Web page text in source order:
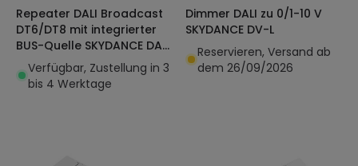
Repeater DALI Broadcast
DT6/DT8 mit integrierter
BUS-Quelle SKYDANCE DA-
PBVerfügbar, Zustellung in 3
bis 4 Werktage
Dimmer DALI zu 0/1-10 V
SKYDANCE DV-L
Reservieren, Versand ab
dem 26/09/2026